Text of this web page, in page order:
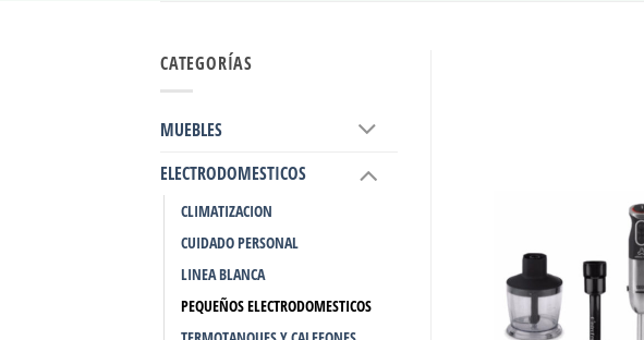
CATEGORÍAS
MUEBLES
ELECTRODOMESTICOS
CLIMATIZACION
CUIDADO PERSONAL
LINEA BLANCA
PEQUEÑOS ELECTRODOMESTICOS